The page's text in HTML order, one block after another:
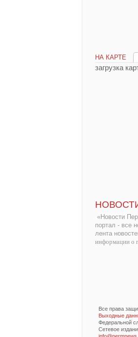
НА КАРТЕ
загрузка
«Новости
портал - все
лента
информации о
Все права
Выходные
Федеральной
Сетевое